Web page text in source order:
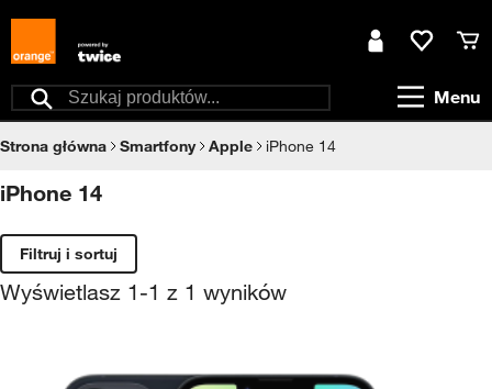
Przejdź do treści
Menu
Szukaj
Moje kontoUlubione
Strona główna Smartfony Apple iPhone 14
iPhone 14
Filtruj i sortuj
Wyświetlasz 1-1 z 1 wyników